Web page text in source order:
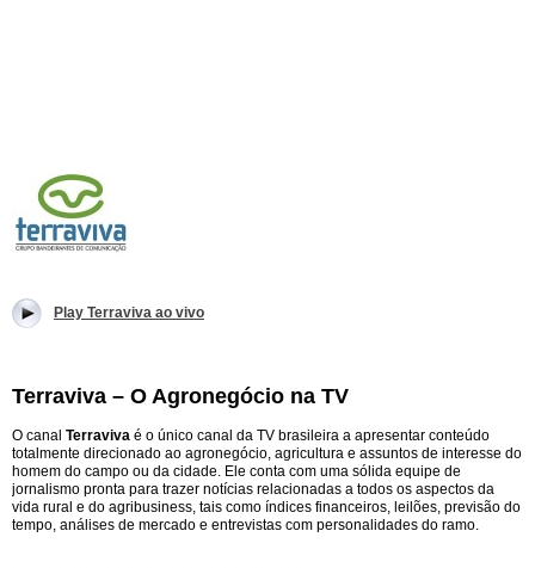
Play Terraviva ao vivo
Terraviva – O Agronegócio na TV
O canal Terraviva é o único canal da TV brasileira a apresentar conteúdo
totalmente direcionado ao agronegócio, agricultura e assuntos de interesse do
homem do campo ou da cidade. Ele conta com uma sólida equipe de
jornalismo pronta para trazer notícias relacionadas a todos os aspectos da
vida rural e do agribusiness, tais como índices financeiros, leilões, previsão do
tempo, análises de mercado e entrevistas com personalidades do ramo.